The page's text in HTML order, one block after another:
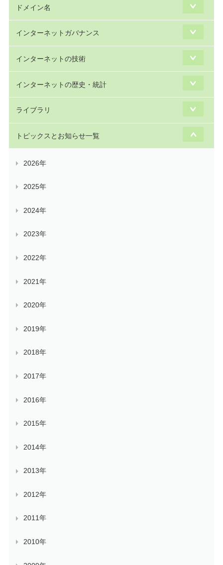
ドメイン名
インターネットガバナンス
インターネットの技術
インターネットの歴史・統計
ライブラリ
トピックスとお知らせ一覧
2026年
2025年
2024年
2023年
2022年
2021年
2020年
2019年
2018年
2017年
2016年
2015年
2014年
2013年
2012年
2011年
2010年